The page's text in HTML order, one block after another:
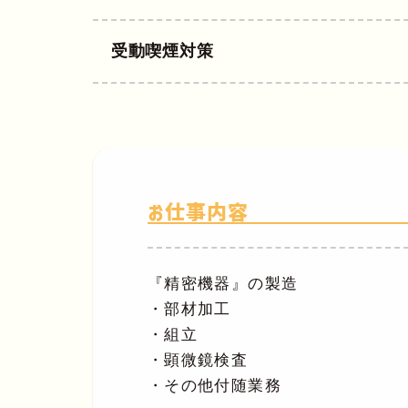
受動喫煙対策
お仕事内容
『精密機器』の製造
・部材加工
・組立
・顕微鏡検査
・その他付随業務